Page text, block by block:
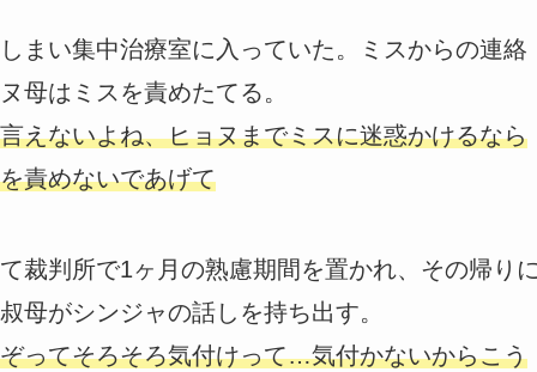
まい集中治療室に入っていた。ミスからの連絡
母はミスを責めたてる。
えないよね、ヒョヌまでミスに迷惑かけるなら
責めないであげて
裁判所で1ヶ月の熟慮期間を置かれ、その帰り
母がシンジャの話しを持ち出す。
ってそろそろ気付けって…気付かないからこう